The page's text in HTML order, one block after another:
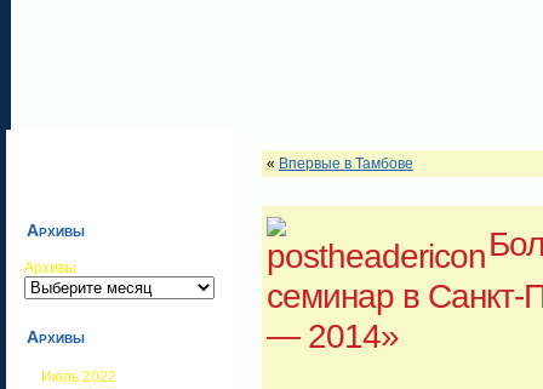
Архивы
Архивы
Архивы
Июль 2022
« Впервые в Тамбове
семинар в Санкт-
— 2014»